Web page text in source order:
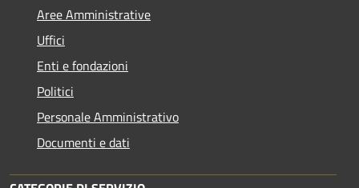
Aree Amministrative
Uffici
Enti e fondazioni
Politici
Personale Amministrativo
Documenti e dati